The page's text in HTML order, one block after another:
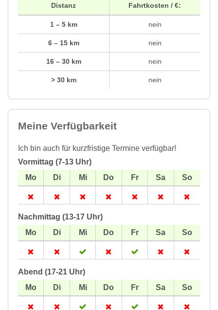
Distanz
1 – 5 km
6 – 15 km
16 – 30 km
> 30 km
Fahrtkosten / €:
nein
nein
nein
nein
Meine Verfügbarkeit
Ich bin auch für kurzfristige Termine verfügbar!
Vormittag (7-13 Uhr)
Nachmittag (13-17 Uhr)
Abend (17-21 Uhr)